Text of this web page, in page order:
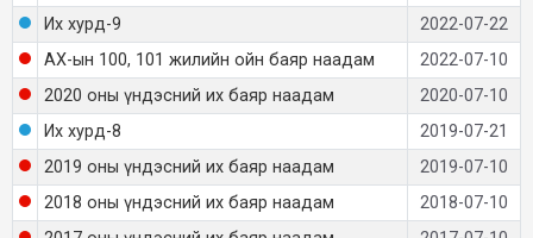
Их хурд-9
2022-07-22
АХ-ын 100, 101 жилийн ойн баяр наадам
2022-07-10
2020 оны үндэсний их баяр наадам
2020-07-10
Их хурд-8
2019-07-21
2019 оны үндэсний их баяр наадам
2019-07-10
2018 оны үндэсний их баяр наадам
2018-07-10